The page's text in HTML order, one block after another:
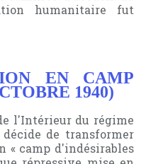
humanitaire fut
EN CAMP
1940)
l'Intérieur du régime
de transformer
« camp d'indésirables